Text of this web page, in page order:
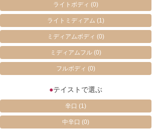
ライトボディ(0)
ライトミディアム(1)
ミディアムボディ(0)
ミディアムフル(0)
フルボディ(0)
●テイストで選ぶ
辛口(1)
中辛口(0)